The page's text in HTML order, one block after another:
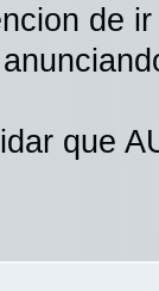
de
que